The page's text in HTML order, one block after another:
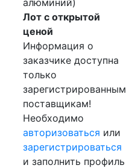
алюминий)
Лот с открытой
ценой
Информация о
заказчике доступна
только
зарегистрированным
поставщикам!
Необходимо
авторизоваться или
зарегистрироваться
и заполнить профиль